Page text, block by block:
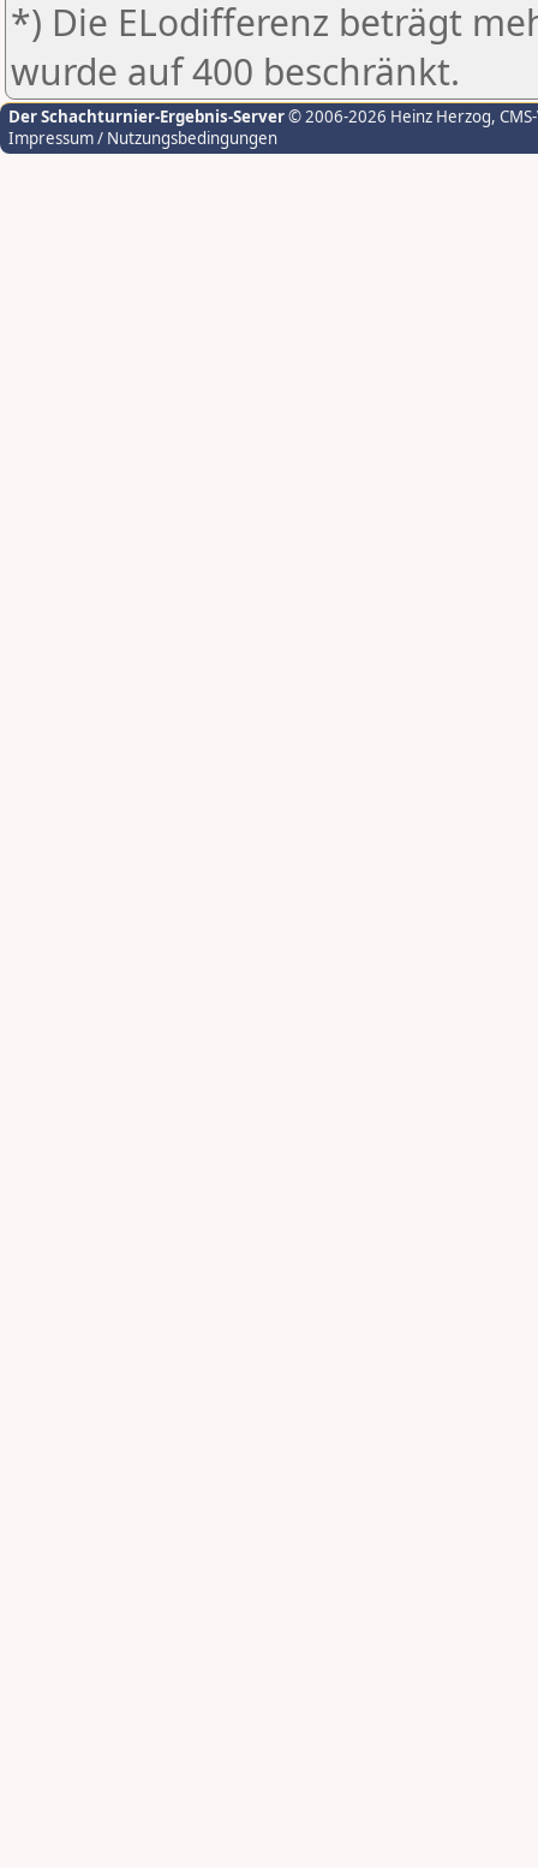
*) Die ELodifferenz beträgt
wurde auf 400 beschränkt.
Der Schachturnier-Ergebnis-Server© 2006-2026 Heinz Herzog,
Impressum / Nutzungsbedingungen